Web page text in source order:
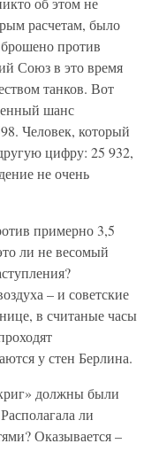
расчетам, было
против
Союз в это время
танков. Вот
шанс
Человек, который
цифру: 25 932,
не очень
примерно 3,5
ли не весомый
– и советские
в считаные часы
у стен Берлина.
должны были
ли
Оказывается –